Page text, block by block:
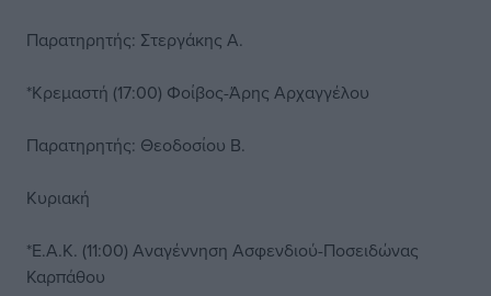
Παρατηρητής: Στεργάκης Α.
*Κρεμαστή (17:00) Φοίβος-Άρης Αρχαγγέλου
Παρατηρητής: Θεοδοσίου Β.
Κυριακή
*Ε.Α.Κ. (11:00) Αναγέννηση Ασφενδιού-Ποσειδώνας
Καρπάθου